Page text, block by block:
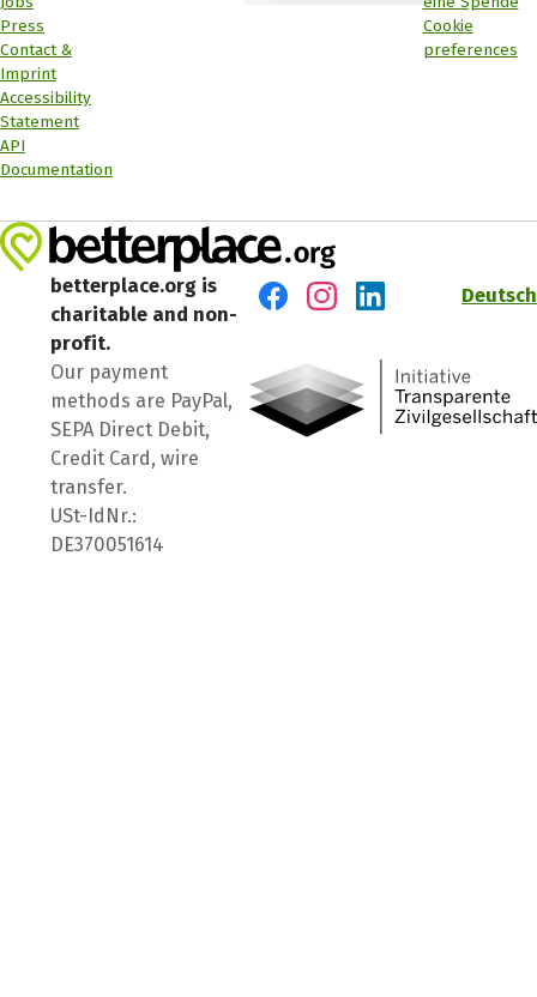
Press
Contact &
Imprint
Accessibility
Statement
API
Documentation
Cookie
preferences
betterplace.org is
charitable and non-
profit.
Our payment
methods are PayPal,
SEPA Direct Debit,
Credit Card, wire
transfer.
USt-IdNr.:
DE370051614
Deutsch